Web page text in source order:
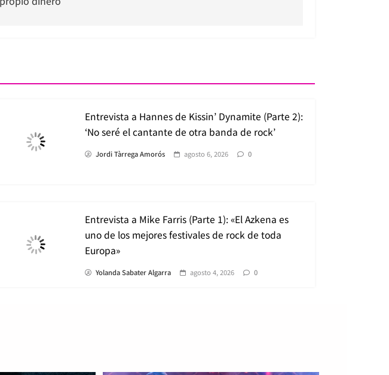
Entrevista a Hannes de Kissin’ Dynamite (Parte 2):
‘No seré el cantante de otra banda de rock’
Jordi Tàrrega Amorós agosto 6, 2026 0
Entrevista a Mike Farris (Parte 1): «El Azkena es
uno de los mejores festivales de rock de toda
Europa»
Yolanda Sabater Algarra agosto 4, 2026 0